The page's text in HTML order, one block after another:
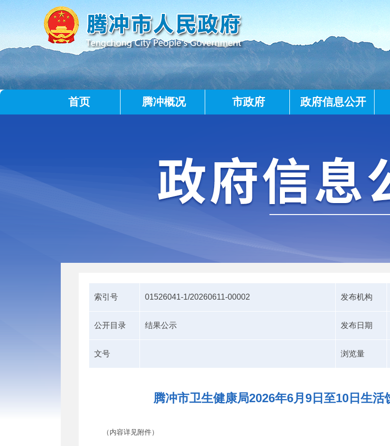
首页 腾冲概况 市政府 政府信息公开
索引号 01526041-1/20260611-00002 发布机构
公开目录 结果公示 发布日期
文号 浏览量
腾冲市卫生健康局2026年6月9日至10日生
（内容详见附件）